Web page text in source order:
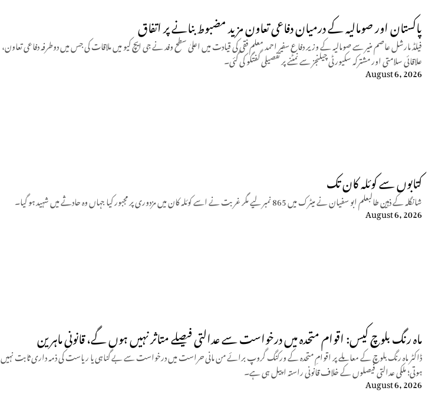
پاکستان اور صومالیہ کے درمیان دفاعی تعاون مزید مضبوط بنانے پر اتفاق
فیلڈ مارشل عاصم منیر سے صومالیہ کے وزیر دفاع سفیر احمد معلم فقی کی قیادت میں اعلیٰ سطح وفد نے جی ایچ کیو میں ملاقات کی جس میں دوطرفہ دفاعی تعاون،
علاقائی سلامتی اور مشترکہ سکیورٹی چیلنجز سے نمٹنے پر تفصیلی گفتگو کی گئی۔
August 6, 2026
کتابوں سے کوئلہ کان تک
شانگلہ کے ذہین طالبعلم ابو سفیان نے میٹرک میں 865 نمبر لیے مگر غربت نے اسے کوئلہ کان میں مزدوری پر مجبور کیا جہاں وہ حادثے میں شہید ہو گیا۔
August 6, 2026
ماہ رنگ بلوچ کیس: اقوام متحدہ میں درخواست سے عدالتی فیصلے متاثر نہیں ہوں گے، قانونی ماہرین
ڈاکٹر ماہ رنگ بلوچ کے معاملے پر اقوامِ متحدہ کے ورکنگ گروپ برائے من مانی حراست میں درخواست سے بے گناہی یا ریاست کی ذمہ داری ثابت نہیں
ہوتی؛ ملکی عدالتی فیصلوں کے خلاف قانونی راستہ اپیل ہی ہے۔
August 6, 2026